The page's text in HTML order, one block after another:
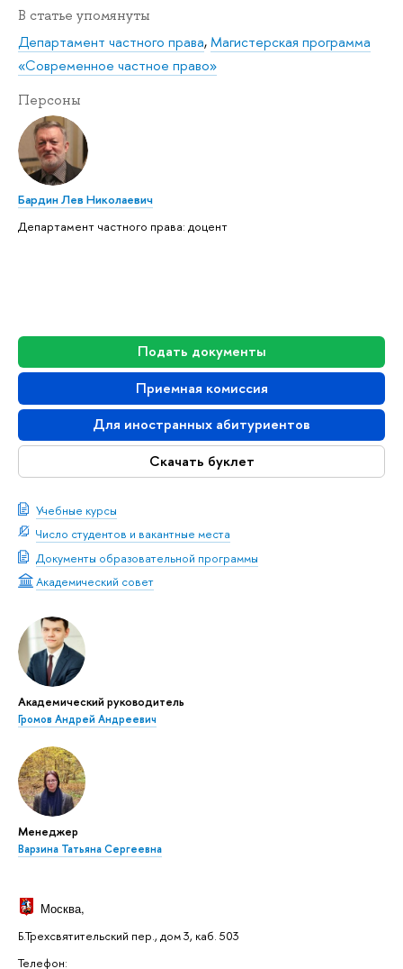
Подать документы
Приемная комиссия
Для иностранных абитуриентов
Скачать буклет
Учебные курсы
Число студентов и вакантные места
Документы образовательной программы
Академический совет
Академический руководитель
Громов Андрей Андреевич
Менеджер
Варзина Татьяна Сергеевна
Москва,
Б.Трехсвятительский пер., дом 3, каб. 503
Телефон:
В статье упомянуты
Департамент частного права,Магистерская программа
«Современное частное право»
Персоны
Бардин Лев Николаевич
Департамент частного права: доцент